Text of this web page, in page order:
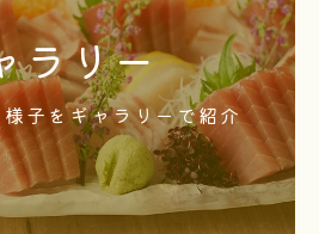
ラリー
子をギャラリーで紹介
の魅力をお客様によりわかり
、写真を多数掲載しておりま
て食事やお酒を楽しんでいた
くために情報を発信します。